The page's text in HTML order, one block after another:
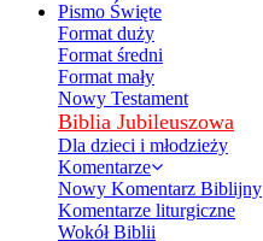
Pismo Święte
Format duży
Format średni
Format mały
Nowy Testament
Biblia Jubileuszowa
Dla dzieci i młodzieży
Komentarze
Nowy Komentarz Biblijny
Komentarze liturgiczne
Wokół Biblii